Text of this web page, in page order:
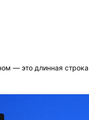
— это длинная